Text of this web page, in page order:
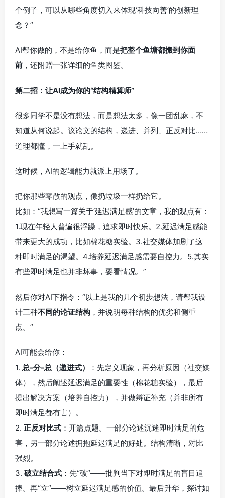
个例子，可以从哪些角度切入来体现‘科技向善’的创新理
念？”
AI帮你做的，不是给你鱼，而是把整个鱼塘都搬到你面
前 ，还附赠一张详细的鱼类图鉴。
第二招：让AI成为你的“结构精算师”
很多同学不是没有想法，而是想法太多，像一团乱麻，不
知道从何说起。议论文的结构，递进、并列、正反对比……
道理都懂，一上手就乱。
这时候，AI的逻辑能力就派上用场了。
把你那些零散的观点，像扔垃圾一样扔给它。
比如：“我想写一篇关于‘延迟满足感’的文章，我的观点有：
1.现在年轻人普遍很浮躁，追求即时快乐。2.延迟满足感能
带来更大的成功，比如棉花糖实验。3.社交媒体加剧了这
种即时满足的渴望。4.培养延迟满足感需要自控力。5.其实
有些即时满足也并非坏事，要看情况。”
然后你对AI下指令：“以上是我的几个初步想法，请帮我设
计三种不同的论证结构 ，并说明每种结构的优劣和侧重
点。”
AI可能会给你：
1. 总-分-总（递进式）
：先定义现象，再分析原因（社交媒
体），然后阐述延迟满足的重要性（棉花糖实验），最后
提出解决方案（培养自控力），并做辩证补充（并非所有
即时满足都有害）。
2. 正反对比式 ：开篇点题。一部分论述沉迷即时满足的危
害，另一部分论述拥抱延迟满足的好处。结构清晰，对比
强烈。
3. 破立结合式 ：先“破”——批判当下对即时满足的盲目追
捧。再“立”——树立延迟满足感的价值。最后升华，探讨如